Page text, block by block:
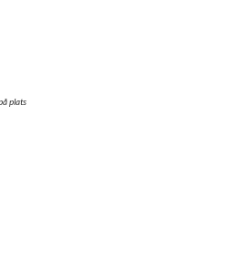
plats